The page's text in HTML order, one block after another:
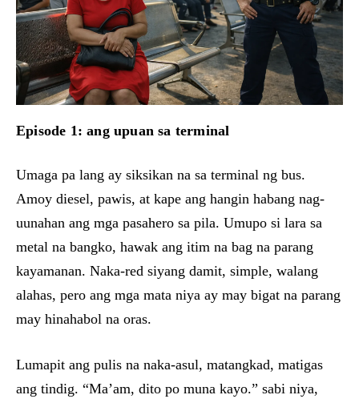
Episode 1: ang upuan sa terminal
Umaga pa lang ay siksikan na sa terminal ng bus.
Amoy diesel, pawis, at kape ang hangin habang nag-
uunahan ang mga pasahero sa pila. Umupo si lara sa
metal na bangko, hawak ang itim na bag na parang
kayamanan. Naka-red siyang damit, simple, walang
alahas, pero ang mga mata niya ay may bigat na parang
may hinahabol na oras.
Lumapit ang pulis na naka-asul, matangkad, matigas
ang tindig. “Ma’am, dito po muna kayo.” sabi niya,